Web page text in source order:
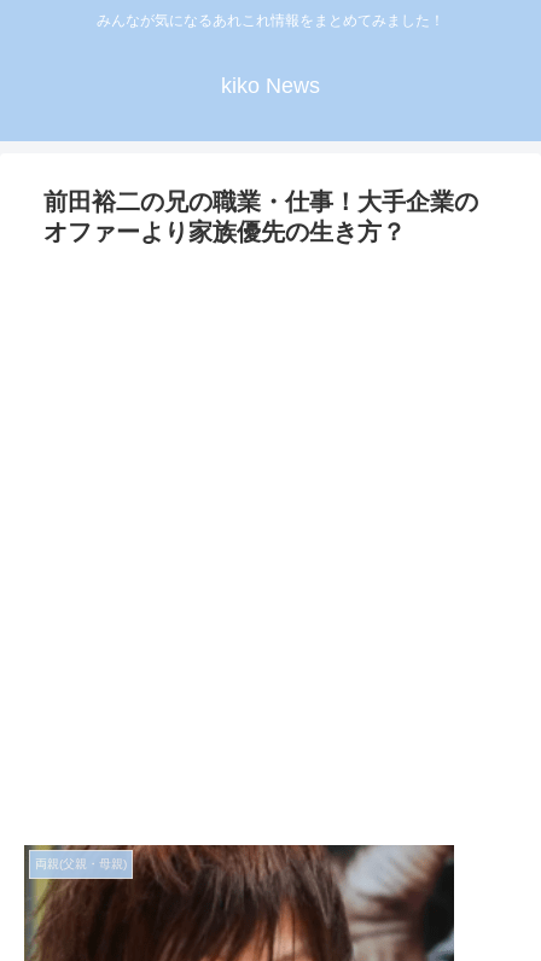
みんなが気になるあれこれ情報をまとめてみました！
kiko News
前田裕二の兄の職業・仕事！大手企業の
オファーより家族優先の生き方？
両親(父親・母親)